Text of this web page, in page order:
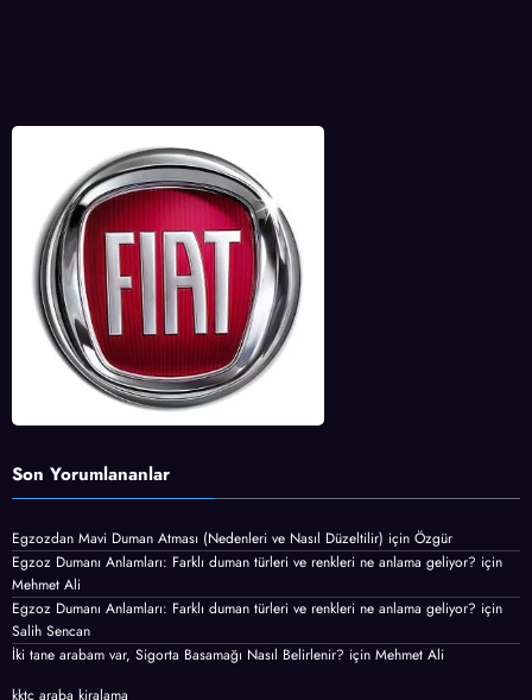
Son Yorumlananlar
Egzozdan Mavi Duman Atması (Nedenleri ve Nasıl Düzeltilir) için Özgür
Egzoz Dumanı Anlamları: Farklı duman türleri ve renkleri ne anlama geliyor? için
Mehmet Ali
Egzoz Dumanı Anlamları: Farklı duman türleri ve renkleri ne anlama geliyor? için
Salih Sencan
İki tane arabam var, Sigorta Basamağı Nasıl Belirlenir? için Mehmet Ali
kktc araba kiralama